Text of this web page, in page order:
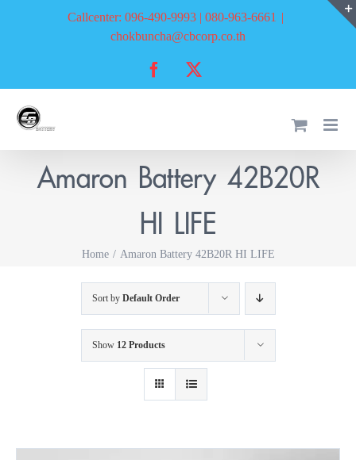
Callcenter: 096-490-9993 | 080-963-6661 |
chokbuncha@cbcorp.co.th
Facebook
Amaron Battery 42B20R
HI LIFE
Home Amaron Battery 42B20R HI LIFE
Sort by Default Order
Show 12 Products